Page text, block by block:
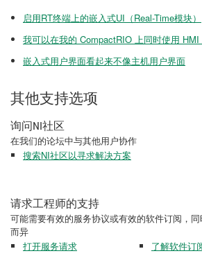
启用RT终端上的嵌入式UI（Real-Time模块）
我可以在我的 CompactRIO 上同时使用 HMI
嵌入式用户界面看起来不像主机用户界面
其他支持选项
询问NI社区
在我们的论坛中与其他用户协作
搜索NI社区以寻求解决方案
请求工程师的支持
可能需要有效的服务协议或有效的软件订阅，
而异
打开服务请求
了解软件订